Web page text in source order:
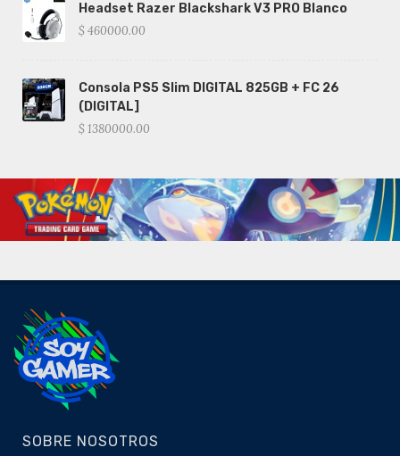
Headset Razer Blackshark V3 PRO Blanco
$ 460000.00
Consola PS5 Slim DIGITAL 825GB + FC 26
(DIGITAL]
$ 1380000.00
SOBRE NOSOTROS